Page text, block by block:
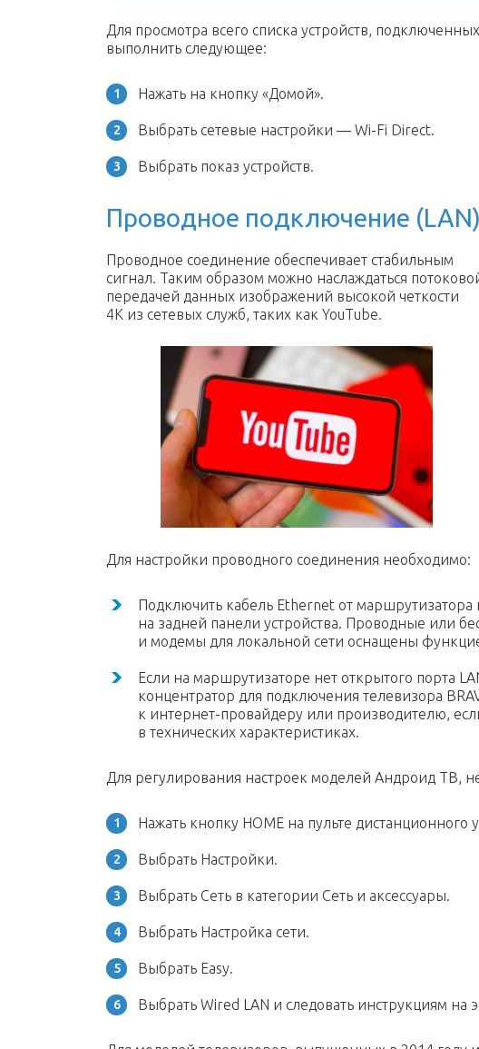
Для просмотра всего списка устройств,
выполнить следующее:
Нажать на кнопку «Домой».
Выбрать сетевые настройки — Wi-Fi Direct.
Выбрать показ устройств.
Проводное подключение (LAN)
Проводное соединение обеспечивает стабильным
сигнал. Таким образом можно наслаждаться
передачей данных изображений высокой четкости
4K из сетевых служб, таких как YouTube.
Для настройки проводного соединения необходимо:
Подключить кабель Ethernet от маршрутизатора
на задней панели устройства. Проводные или
и модемы для локальной сети оснащены
Если на маршрутизаторе нет открытого порта
концентратор для подключения телевизора
к интернет-провайдеру или производителю,
в технических характеристиках.
Для регулирования настроек моделей Андроид ТВ,
Нажать кнопку HOME на пульте дистанционного
Выбрать Настройки.
Выбрать Сеть в категории Сеть и аксессуары.
Выбрать Настройка сети.
Выбрать Easy.
Выбрать Wired LAN и следовать инструкциям на